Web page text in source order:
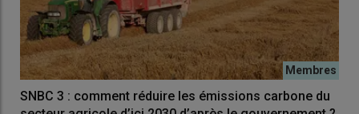
SNBC 3 : comment réduire les émissions carbone du